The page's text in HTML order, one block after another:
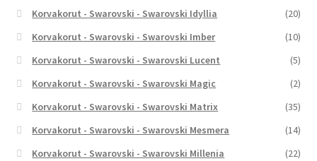
Korvakorut - Swarovski - Swarovski Idyllia
(20)
Korvakorut - Swarovski - Swarovski Imber
(10)
Korvakorut - Swarovski - Swarovski Lucent
(5)
Korvakorut - Swarovski - Swarovski Magic
(2)
Korvakorut - Swarovski - Swarovski Matrix
(35)
Korvakorut - Swarovski - Swarovski Mesmera
(14)
Korvakorut - Swarovski - Swarovski Millenia
(22)